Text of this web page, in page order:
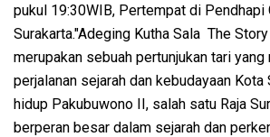
pukul 19:30WIB, Pertempat di Pendhapi
Surakarta."Adeging Kutha Sala The
merupakan sebuah pertunjukan tari
perjalanan sejarah dan kebudayaan
hidup Pakubuwono II, salah satu Raja
berperan besar dalam sejarah dan